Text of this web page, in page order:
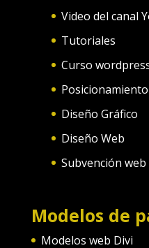
Video del canal
Tutoriales
Curso
Posicionamiento
Diseño Gráfico
Diseño Web
Subvención web
Modelos de
Modelos web Divi